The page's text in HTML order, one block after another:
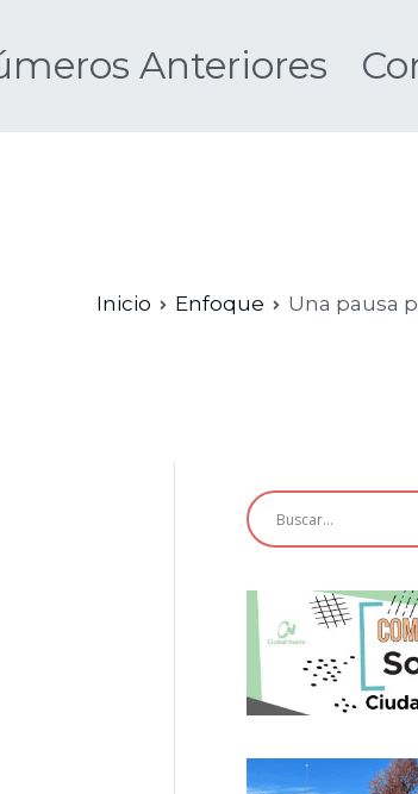
Anteriores
Inicio Enfoque Una pausa